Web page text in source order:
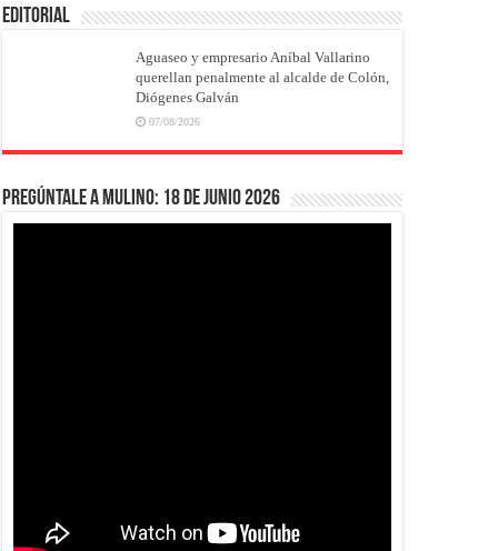
EDITORIAL
Aguaseo y empresario Aníbal Vallarino
querellan penalmente al alcalde de Colón,
Diógenes Galván
07/08/2026
Pregúntale a Mulino: 18 de junio 2026